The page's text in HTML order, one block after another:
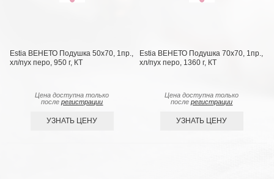
Estia ВЕНЕТО Подушка 50х70, 1пр.,
хл/пух перо, 950 г, КТ
Цена доступна только
послерегистрации
УЗНАТЬ ЦЕНУ
Estia ВЕНЕТО Подушка 70х70, 1пр.,
хл/пух перо, 1360 г, КТ
Цена доступна только
послерегистрации
УЗНАТЬ ЦЕНУ